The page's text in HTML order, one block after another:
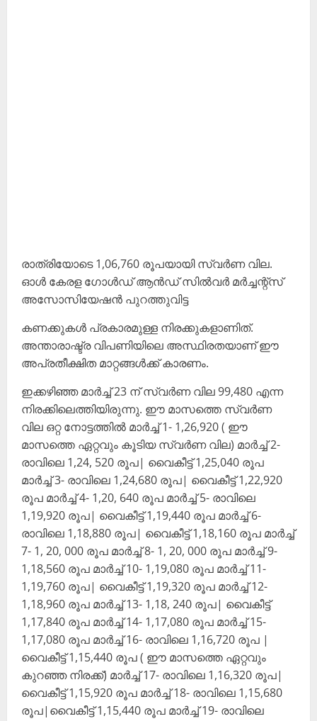
രാത്രിയോടെ 1,06,760 രൂപയായി സ്വർണ വില.
ഓൾ കേരള ഗോൾഡ് ആൻഡ് സിൽവർ മർച്ചന്റ്സ്
അസോസിയേഷൻ പുറത്തുവിട്ട
കണക്കുകൾ പ്രകാരമുള്ള നിരക്കുകളാണിത്.
അന്താരാഷ്ട്ര വിപണിയിലെ അസ്ഥിരതയാണ് ഈ
അപ്രതീക്ഷിത മാറ്റങ്ങൾക്ക് കാരണം.
ഇക്കഴിഞ്ഞ മാർച്ച് 23 ന് സ്വർണ വില 99,480 എന്ന
നിരക്കിലെത്തിയിരുന്നു. ഈ മാസത്തെ സ്വ‌‍‌ർണ
വില ഒറ്റ നോട്ടത്തിൽ മാ‍‍‌ർച്ച് 1- 1,26,920 ( ഈ
മാസത്തെ ഏറ്റവും കൂടിയ സ്വ‍ർണ വില) മാ‍‌‌ർച്ച് 2-
രാവിലെ 1,24, 520 രൂപ| വൈകീട്ട് 1,25,040 രൂപ
മാ‌‍‍‌ർച്ച് 3- രാവിലെ 1,24,680 രൂപ| വൈകീട്ട് 1,22,920
രൂപ മാ‍‌‍ർച്ച് 4- 1,20, 640 രൂപ മാ‍‌ർച്ച് 5- രാവിലെ
1,19,920 രൂപ| വൈകീട്ട് 1,19,440 രൂപ മാ‍‍‌ർച്ച് 6-
രാവിലെ 1,18,880 രൂപ| വൈകീട്ട് 1,18,160 രൂപ മാർച്ച്
7- 1, 20, 000 രൂപ മാർച്ച് 8- 1, 20, 000 രൂപ മാർച്ച് 9-
1,18,560 രൂപ മാർച്ച് 10- 1,19,080 രൂപ മാർച്ച് 11-
1,19,760 രൂപ| വൈകീട്ട് 1,19,320 രൂപ മാർച്ച് 12-
1,18,960 രൂപ മാ‍ർച്ച് 13- 1,18, 240 രൂപ‌| വൈകീട്ട്
1,17,840 രൂപ മാ‍‌‌ർച്ച് 14- 1,17,080 രൂപ മാ‍‌ർച്ച് 15-
1,17,080 രൂപ മാ‌‌ർച്ച് 16- രാവിലെ 1,16,720 രൂപ |
വൈകീട്ട് 1,15,440 രൂപ ( ഈ മാസത്തെ ഏറ്റവും
കുറഞ്ഞ നിരക്ക്) മാർച്ച് 17- രാവിലെ 1,16,320 രൂപ|
വൈകീട്ട് 1,15,920 രൂപ മാ‍‌ർച്ച് 18- രാവിലെ 1,15,680
രൂപ|വൈകീട്ട് 1,15,440 രൂപ മാർച്ച് 19- രാവിലെ